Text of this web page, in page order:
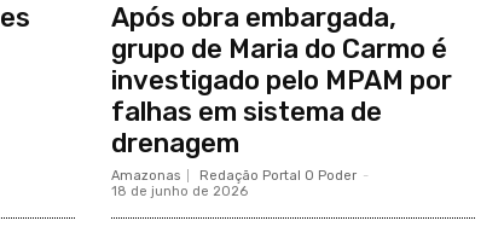
Após obra embargada,
grupo de Maria do Carmo é
investigado pelo MPAM por
falhas em sistema de
drenagem
Amazonas Redação Portal O Poder -
18 de junho de 2026